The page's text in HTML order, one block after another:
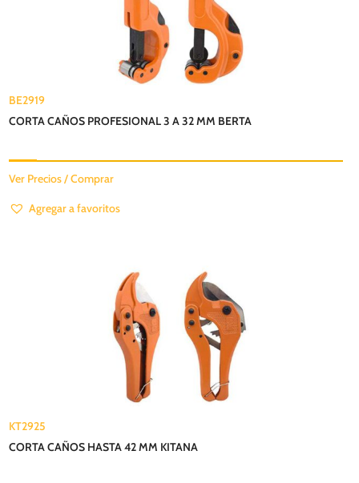
BE2919
CORTA CAÑOS PROFESIONAL 3 A 32 MM BERTA
Ver Precios / Comprar
Agregar a favoritos
KT2925
CORTA CAÑOS HASTA 42 MM KITANA